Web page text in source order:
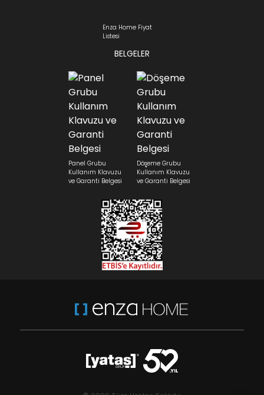
Enza Home Fiyat
Listesi
BELGELER
Panel Grubu
Kullanım Klavuzu
ve Garanti Belgesi
Döşeme Grubu
Kullanım Klavuzu
ve Garanti Belgesi